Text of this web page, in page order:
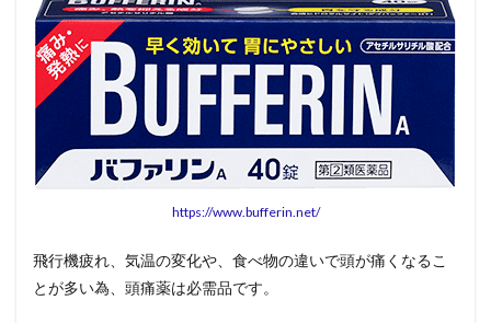
https://www.bufferin.net/
飛行機疲れ、気温の変化や、食べ物の違いで頭が痛くなるこ
とが多い為、頭痛薬は必需品です。